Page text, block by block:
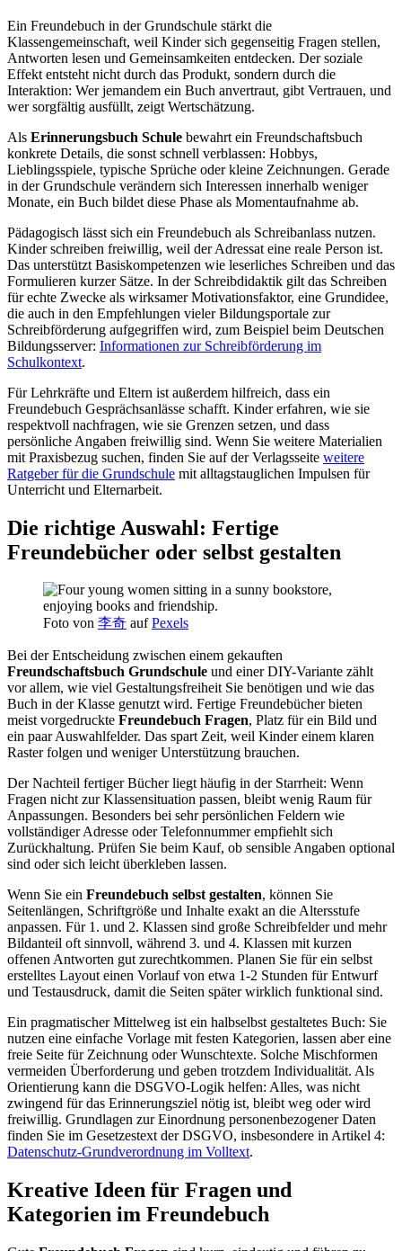
Ein Freundebuch in der Grundschule stärkt die
Klassengemeinschaft, weil Kinder sich gegenseitig Fragen stellen,
Antworten lesen und Gemeinsamkeiten entdecken. Der soziale
Effekt entsteht nicht durch das Produkt, sondern durch die
Interaktion: Wer jemandem ein Buch anvertraut, gibt Vertrauen, und
wer sorgfältig ausfüllt, zeigt Wertschätzung.
Als Erinnerungsbuch Schule bewahrt ein Freundschaftsbuch
konkrete Details, die sonst schnell verblassen: Hobbys,
Lieblingsspiele, typische Sprüche oder kleine Zeichnungen. Gerade
in der Grundschule verändern sich Interessen innerhalb weniger
Monate, ein Buch bildet diese Phase als Momentaufnahme ab.
Pädagogisch lässt sich ein Freundebuch als Schreibanlass nutzen.
Kinder schreiben freiwillig, weil der Adressat eine reale Person ist.
Das unterstützt Basiskompetenzen wie leserliches Schreiben und das
Formulieren kurzer Sätze. In der Schreibdidaktik gilt das Schreiben
für echte Zwecke als wirksamer Motivationsfaktor, eine Grundidee,
die auch in den Empfehlungen vieler Bildungsportale zur
Schreibförderung aufgegriffen wird, zum Beispiel beim Deutschen
Bildungsserver: Informationen zur Schreibförderung im
Schulkontext.
Für Lehrkräfte und Eltern ist außerdem hilfreich, dass ein
Freundebuch Gesprächsanlässe schafft. Kinder erfahren, wie sie
respektvoll nachfragen, wie sie Grenzen setzen, und dass
persönliche Angaben freiwillig sind. Wenn Sie weitere Materialien
mit Praxisbezug suchen, finden Sie auf der Verlagsseite weitere
Ratgeber für die Grundschule mit alltagstauglichen Impulsen für
Unterricht und Elternarbeit.
Die richtige Auswahl: Fertige
Freundebücher oder selbst gestalten
Foto von 李奇 aufPexels
Bei der Entscheidung zwischen einem gekauften
Freundschaftsbuch Grundschule und einer DIY-Variante zählt
vor allem, wie viel Gestaltungsfreiheit Sie benötigen und wie das
Buch in der Klasse genutzt wird. Fertige Freundebücher bieten
meist vorgedruckte Freundebuch Fragen, Platz für ein Bild und
ein paar Auswahlfelder. Das spart Zeit, weil Kinder einem klaren
Raster folgen und weniger Unterstützung brauchen.
Der Nachteil fertiger Bücher liegt häufig in der Starrheit: Wenn
Fragen nicht zur Klassensituation passen, bleibt wenig Raum für
Anpassungen. Besonders bei sehr persönlichen Feldern wie
vollständiger Adresse oder Telefonnummer empfiehlt sich
Zurückhaltung. Prüfen Sie beim Kauf, ob sensible Angaben optional
sind oder sich leicht überkleben lassen.
Wenn Sie ein Freundebuch selbst gestalten, können Sie
Seitenlängen, Schriftgröße und Inhalte exakt an die Altersstufe
anpassen. Für 1. und 2. Klassen sind große Schreibfelder und mehr
Bildanteil oft sinnvoll, während 3. und 4. Klassen mit kurzen
offenen Antworten gut zurechtkommen. Planen Sie für ein selbst
erstelltes Layout einen Vorlauf von etwa 1-2 Stunden für Entwurf
und Testausdruck, damit die Seiten später wirklich funktional sind.
Ein pragmatischer Mittelweg ist ein halbselbst gestaltetes Buch: Sie
nutzen eine einfache Vorlage mit festen Kategorien, lassen aber eine
freie Seite für Zeichnung oder Wunschtexte. Solche Mischformen
vermeiden Überforderung und geben trotzdem Individualität. Als
Orientierung kann die DSGVO-Logik helfen: Alles, was nicht
zwingend für das Erinnerungsziel nötig ist, bleibt weg oder wird
freiwillig. Grundlagen zur Einordnung personenbezogener Daten
finden Sie im Gesetzestext der DSGVO, insbesondere in Artikel 4:
Datenschutz-Grundverordnung im Volltext.
Kreative Ideen für Fragen und
Kategorien im Freundebuch